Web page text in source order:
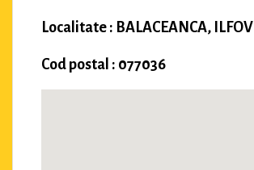
Localitate : BALACEANCA, ILFOV
Cod postal : 077036